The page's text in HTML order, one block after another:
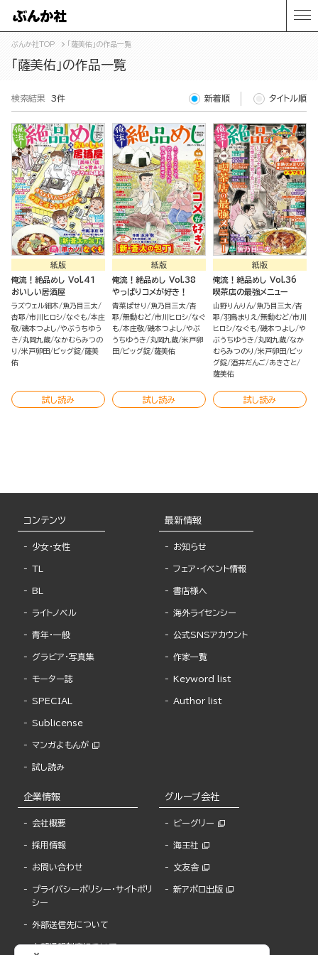
ぶんか社TOP 「薩美佑」の作品一覧
「薩美佑」の作品一覧
検索結果 3件 新着順 タイトル順
紙版
俺流！絶品めし Vol.41
おいしい居酒屋
ラズウェル細木
魚乃目三太
杏耶 市川ヒロシ なぐも 本庄
敬 磯本つよし やぶうちゆう
き
丸岡九蔵 なかむらみつの
り
米戸卵田 ビッグ錠 薩美
佑
試し読み
紙版
俺流！絶品めし Vol.38
やっぱりコメが好き！
青菜ぱせり 魚乃目三太 杏
耶 無動むど 市川ヒロシ なぐ
も 本庄敬 磯本つよし やぶ
うちゆうき
丸岡九蔵 米戸卵
田
ビッグ錠 薩美佑
試し読み
紙版
俺流！絶品めし Vol.36
喫茶店の最強メニュー
山野りんりん 魚乃目三太 杏
耶 羽鳥まりえ 無動むど 市川
ヒロシ なぐも 磯本つよし や
ぶうちゆうき
丸岡九蔵 なか
むらみつのり
米戸卵田
ビッ
グ錠 酒井だんご あきさと
薩美佑
試し読み
コンテンツ
少女・女性
TL
BL
ライトノベル
青年・一般
グラビア・写真集
モーター誌
SPECIAL
Sublicense
マンガよもんが
試し読み
最新情報
お知らせ
フェア・イベント情報
書店様へ
海外ライセンシー
公式SNSアカウント
作家一覧
Keyword list
Author list
企業情報
会社概要
採用情報
お問い合わせ
プライバシーポリシー・サイトポリ
シー
外部送信先について
内部通報制度について
グループ会社
ビーグリー
海王社
文友舎
新アポロ出版